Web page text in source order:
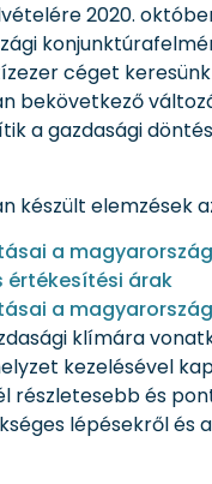
2020.
céget
bekövetkező
a gazdasági
elemzések
a
értékesítési árak
a
klímára
kezelésével
részletesebb és
lépésekről